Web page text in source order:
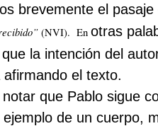
brevemente el
(NVI). En otras
la intención del
el texto.
que Pablo sigue
ejemplo de un cuerpo,